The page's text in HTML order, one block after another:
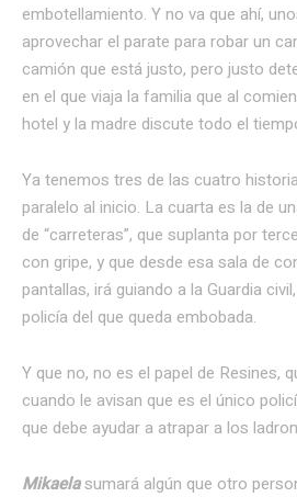
embotellamiento. Y no va que ahí,
aprovechar el parate para robar un
camión que está justo, pero justo
en el que viaja la familia que al
hotel y la madre discute todo el
Ya tenemos tres de las cuatro
paralelo al inicio. La cuarta es la de
de “carreteras”, que suplanta por
con gripe, y que desde esa sala de
pantallas, irá guiando a la Guardia
policía del que queda embobada.
Y que no, no es el papel de Resines,
cuando le avisan que es el único
que debe ayudar a atrapar a los
Mikaelasumará algún que otro